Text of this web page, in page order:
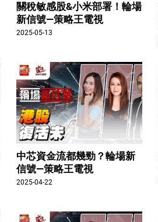
關稅敏感股&小米部署！輪場
新信號—策略王電視
2025-05-13
中芯資金流都幾勁？輪場新
信號—策略王電視
2025-04-22